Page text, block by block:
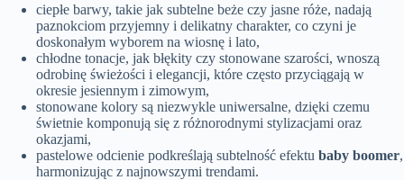
ciepłe barwy, takie jak subtelne beże czy jasne róże, nadają
paznokciom przyjemny i delikatny charakter, co czyni je
doskonałym wyborem na wiosnę i lato,
chłodne tonacje, jak błękity czy stonowane szarości, wnoszą
odrobinę świeżości i elegancji, które często przyciągają w
okresie jesiennym i zimowym,
stonowane kolory są niezwykle uniwersalne, dzięki czemu
świetnie komponują się z różnorodnymi stylizacjami oraz
okazjami,
pastelowe odcienie podkreślają subtelność efektu baby boomer,
harmonizując z najnowszymi trendami.